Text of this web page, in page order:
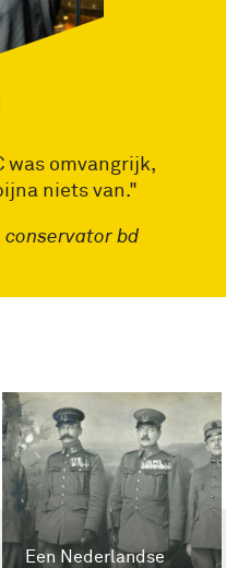
was omvangrijk,
niets van."
bd
Een Nederlandse